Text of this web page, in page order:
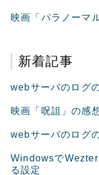
映画「パラノーマ
新着記事
webサーバのログ
映画「呪詛」の感
webサーバのログ
Windowsで
る設定